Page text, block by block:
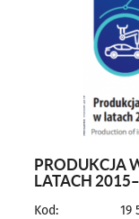
PRODUKCJA
LATACH
Kod:
19